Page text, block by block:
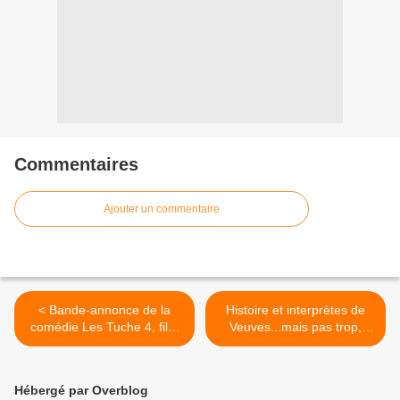
Commentaires
Ajouter un commentaire
< Bande-annonce de la
comédie Les Tuche 4, film
de Olivier Baroux.
Histoire et interprètes de
Veuves...mais pas trop,
épisode de Capitaine
Hébergé par Overblog